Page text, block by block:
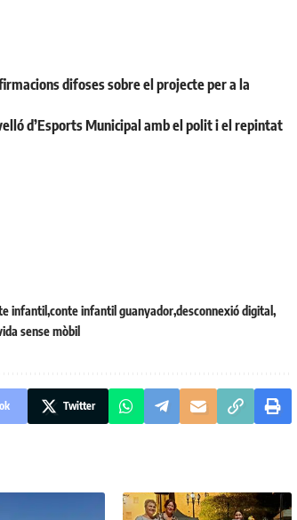
difoses sobre el projecte per a la
d’Esports Municipal amb el polit i el repintat
infantil conte infantil guanyadordesconnexió digital
sense mòbil
Twitter